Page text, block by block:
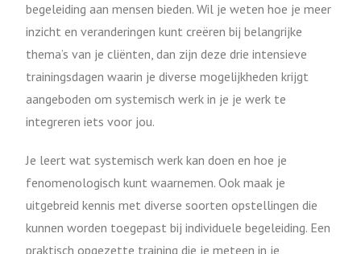
begeleiding aan mensen bieden. Wil je weten hoe je meer
inzicht en veranderingen kunt creëren bij belangrijke
thema’s van je cliënten, dan zijn deze drie intensieve
trainingsdagen waarin je diverse mogelijkheden krijgt
aangeboden om systemisch werk in je je werk te
integreren iets voor jou.
Je leert wat systemisch werk kan doen en hoe je
fenomenologisch kunt waarnemen. Ook maak je
uitgebreid kennis met diverse soorten opstellingen die
kunnen worden toegepast bij individuele begeleiding. Een
praktisch opgezette training die je meteen in je